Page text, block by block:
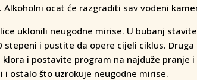
ocat će razgraditi sav vodeni
uklonili neugodne mirise. U bubanj
stepeni i pustite da opere cijeli ciklus.
i postavite program na najduže
i ostalo što uzrokuje neugodne mirise.